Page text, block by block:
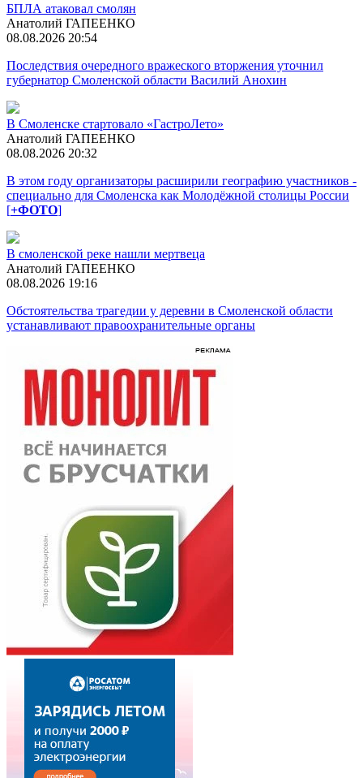
БПЛА атаковал смолян
Анатолий ГАПЕЕНКО
08.08.2026 20:54
Последствия очередного вражеского вторжения уточнил
губернатор Смоленской области Василий Анохин
В Смоленске стартовало «ГастроЛето»
Анатолий ГАПЕЕНКО
08.08.2026 20:32
В этом году организаторы расширили географию участников -
специально для Смоленска как Молодёжной столицы России
[+ФОТО]
В смоленской реке нашли мертвеца
Анатолий ГАПЕЕНКО
08.08.2026 19:16
Обстоятельства трагедии у деревни в Смоленской области
устанавливают правоохранительные органы